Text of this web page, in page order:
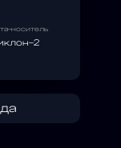
носитель
2